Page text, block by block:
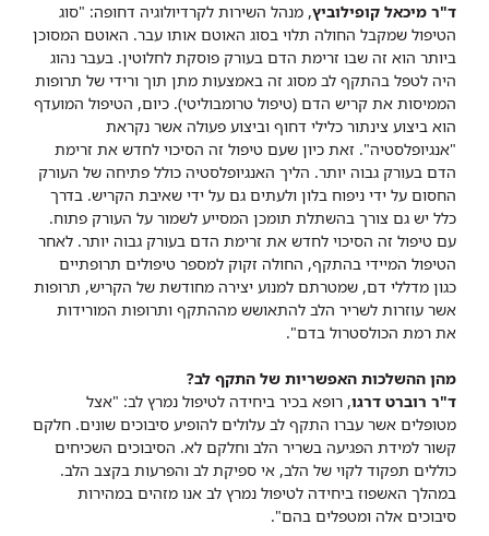
ד"ר מיכאל קופילוביץ, מנהל השירות לקרדיולוגיה דחופה: "סוג
הטיפול שמקבל החולה תלוי בסוג האוטם אותו עבר. האוטם המסוכן
ביותר הוא זה שבו זרימת הדם בעורק פוסקת לחלוטין. בעבר נהוג
היה לטפל בהתקף לב מסוג זה באמצעות מתן תוך ורידי של תרופות
הממיסות את קריש הדם (טיפול טרומבוליטי). כיום, הטיפול המועדף
הוא ביצוע צינתור כלילי דחוף וביצוע פעולה אשר נקראת
"אנגיופלסטיה". זאת כיון שעם טיפול זה הסיכוי לחדש את זרימת
הדם בעורק גבוה יותר. הליך האנגיופלסטיה כולל פתיחה של העורק
החסום על ידי ניפוח בלון ולעתים גם על ידי שאיבת הקריש. בדרך
כלל יש גם צורך בהשתלת תומכן המסייע לשמור על העורק פתוח.
עם טיפול זה הסיכוי לחדש את זרימת הדם בעורק גבוה יותר. לאחר
הטיפול המיידי בהתקף, החולה זקוק למספר טיפולים תרופתיים
כגון מדללי דם, שמטרתם למנוע יצירה מחודשת של הקריש, תרופות
אשר עוזרות לשריר הלב להתאושש מההתקף ותרופות המורידות
את רמת הכולסטרול בדם".
מהן ההשלכות האפשריות של התקף לב?
ד"ר רוברט דרגו, רופא בכיר ביחידה לטיפול נמרץ לב: "אצל
מטופלים אשר עברו התקף לב עלולים להופיע סיבוכים שונים. חלקם
קשור למידת הפגיעה בשריר הלב וחלקם לא. הסיבוכים השכיחים
כוללים תפקוד לקוי של הלב, אי ספיקת לב והפרעות בקצב הלב.
במהלך האשפוז ביחידה לטיפול נמרץ לב אנו מזהים במהירות
סיבוכים אלה ומטפלים בהם".